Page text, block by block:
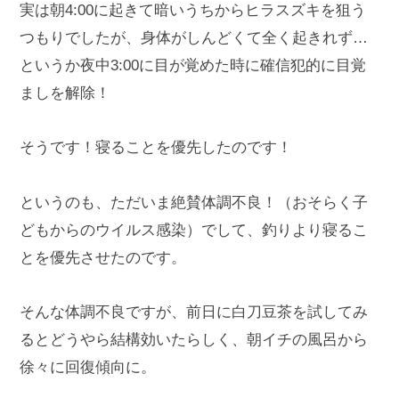
実は朝4:00に起きて暗いうちからヒラスズキを狙う
つもりでしたが、身体がしんどくて全く起きれず…
というか夜中3:00に目が覚めた時に確信犯的に目覚
ましを解除！
そうです！寝ることを優先したのです！
というのも、ただいま絶賛体調不良！（おそらく子
どもからのウイルス感染）でして、釣りより寝るこ
とを優先させたのです。
そんな体調不良ですが、前日に白刀豆茶を試してみ
るとどうやら結構効いたらしく、朝イチの風呂から
徐々に回復傾向に。